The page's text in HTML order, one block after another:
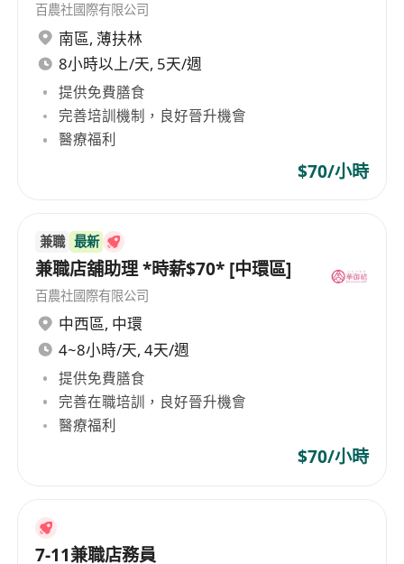
百農社國際有限公司
南區, 薄扶林
8小時以上/天, 5天/週
提供免費膳食
完善培訓機制，良好晉升機會
醫療福利
$70/小時
兼職 最新
兼職店舖助理 *時薪$70* [中環區]
百農社國際有限公司
中西區, 中環
4~8小時/天, 4天/週
提供免費膳食
完善在職培訓，良好晉升機會
醫療福利
$70/小時
7-11兼職店務員